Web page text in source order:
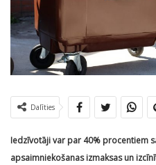
Dalīties
Iedzīvotāji var par 40% procentiem
apsaimniekošanas izmaksas un